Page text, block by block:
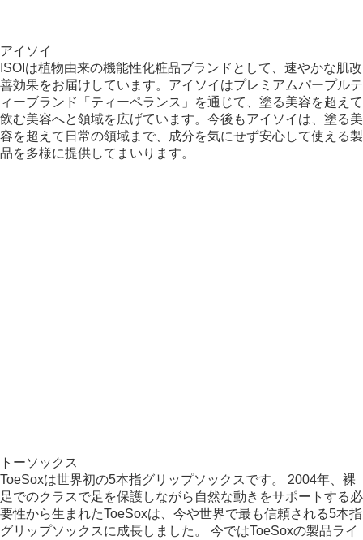
アイソイ
ISOIは植物由来の機能性化粧品ブランドとして、速やかな肌改
善効果をお届けしています。アイソイはプレミアムパープルテ
ィーブランド「ティーペランス」を通じて、塗る美容を超えて
飲む美容へと領域を広げています。今後もアイソイは、塗る美
容を超えて日常の領域まで、成分を気にせず安心して使える製
品を多様に提供してまいります。
トーソックス
ToeSoxは世界初の5本指グリップソックスです。 2004年、裸
足でのクラスで足を保護しながら自然な動きをサポートする必
要性から生まれたToeSoxは、今や世界で最も信頼される5本指
グリップソックスに成長しました。 今ではToeSoxの製品ライ